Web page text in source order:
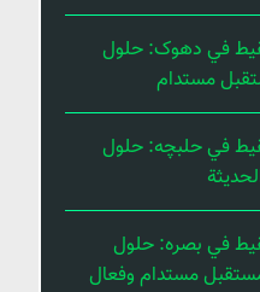
في دهوک: حلول
مستدام
في حلبچه: حلول
في بصره: حلول
مستدام وفعال